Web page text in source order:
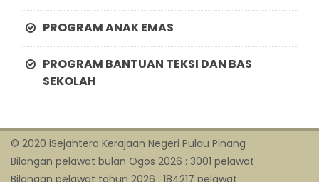
PROGRAM ANAK EMAS
PROGRAM BANTUAN TEKSI DAN BAS
SEKOLAH
© 2020 iSejahtera Kerajaan Negeri Pulau Pinang
Bilangan pelawat bulan Ogos 2026 : 3001 pelawat
Bilangan pelawat tahun 2026 : 184217 pelawat